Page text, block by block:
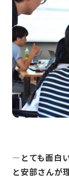
—とても面白
と安部さんが